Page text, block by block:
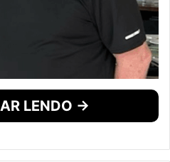
LENDO →